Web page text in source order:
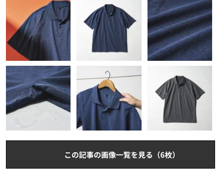
この記事の画像一覧を見る（6枚）